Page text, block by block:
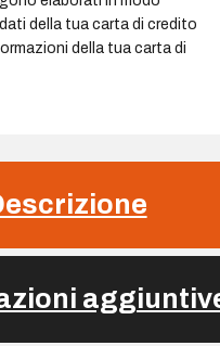
della tua carta di credito
della tua carta di